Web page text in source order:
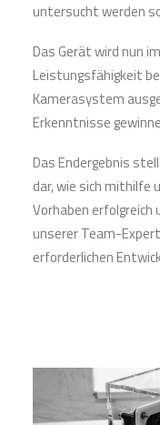
KONTAKT
untersucht werden
Das Gerät wird nun
Leistungsfähigkeit
Kamerasystem
Erkenntnisse
Das Endergebnis
dar, wie sich mithilfe
Vorhaben
unserer Team-
erforderlichen